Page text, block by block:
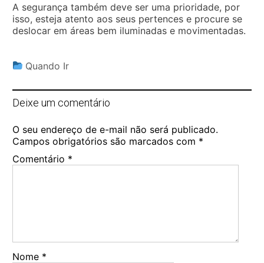
A segurança também deve ser uma prioridade, por
isso, esteja atento aos seus pertences e procure se
deslocar em áreas bem iluminadas e movimentadas.
Quando Ir
Deixe um comentário
O seu endereço de e-mail não será publicado.
Campos obrigatórios são marcados com *
Comentário *
Nome *